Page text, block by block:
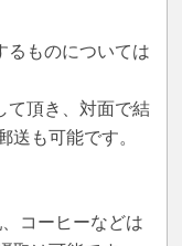
るものについては
て頂き、対面で結
送も可能です。
コーヒーなどは